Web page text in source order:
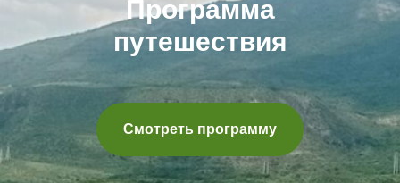
Программа
путешествия
Смотреть программу